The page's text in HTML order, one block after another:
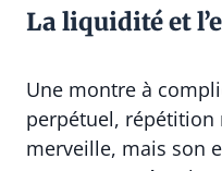
La liquidité et
Une montre à
perpétuel, répétition
merveille, mais son